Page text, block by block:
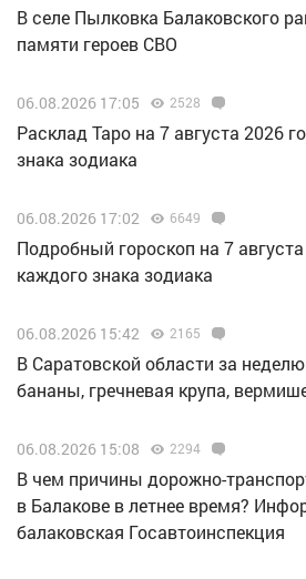
В селе Пылковка Балаковского
памяти героев СВО
06.08.2026 17:05 2528
Расклад Таро на 7 августа 2026
знака зодиака
06.08.2026 17:02 6649
Подробный гороскоп на 7
каждого знака зодиака
06.08.2026 15:42 2165
В Саратовской области за
бананы, гречневая крупа,
06.08.2026 15:08 2294
В чем причины дорожно-
в Балакове в летнее время?
балаковская Госавтоинспекция